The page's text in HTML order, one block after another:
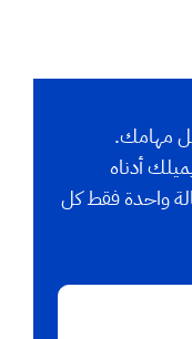
مهامك.
أدناه
واحدة فقط كل